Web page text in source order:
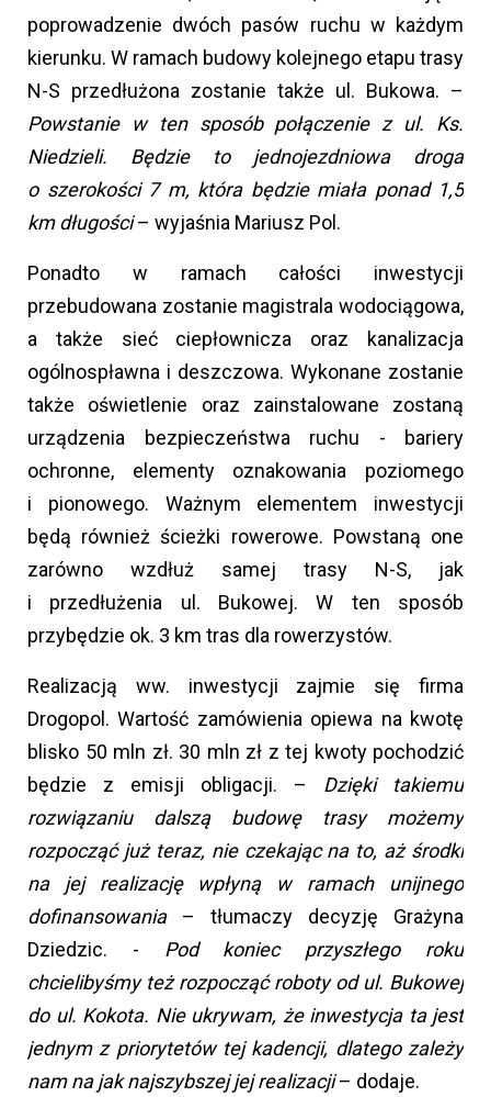
poprowadzenie dwóch pasów ruchu w każdym
kierunku. W ramach budowy kolejnego etapu trasy
N-S przedłużona zostanie także ul. Bukowa. –
Powstanie w ten sposób połączenie z ul. Ks.
Niedzieli. Będzie to jednojezdniowa droga
o szerokości 7 m, która będzie miała ponad 1,5
km długości– wyjaśnia Mariusz Pol.
Ponadto w ramach całości inwestycji
przebudowana zostanie magistrala wodociągowa,
a także sieć ciepłownicza oraz kanalizacja
ogólnospławna i deszczowa. Wykonane zostanie
także oświetlenie oraz zainstalowane zostaną
urządzenia bezpieczeństwa ruchu - bariery
ochronne, elementy oznakowania poziomego
i pionowego. Ważnym elementem inwestycji
będą również ścieżki rowerowe. Powstaną one
zarówno wzdłuż samej trasy N-S, jak
i przedłużenia ul. Bukowej. W ten sposób
przybędzie ok. 3 km tras dla rowerzystów.
Realizacją ww. inwestycji zajmie się firma
Drogopol. Wartość zamówienia opiewa na kwotę
blisko 50 mln zł. 30 mln zł z tej kwoty pochodzić
będzie z emisji obligacji. – Dzięki takiemu
rozwiązaniu dalszą budowę trasy możemy
rozpocząć już teraz, nie czekając na to, aż środki
na jej realizację wpłyną w ramach unijnego
dofinansowania – tłumaczy decyzję Grażyna
Dziedzic. - Pod koniec przyszłego roku
chcielibyśmy też rozpocząć roboty od ul. Bukowej
do ul. Kokota. Nie ukrywam, że inwestycja ta jest
jednym z priorytetów tej kadencji, dlatego zależy
nam na jak najszybszej jej realizacji– dodaje.